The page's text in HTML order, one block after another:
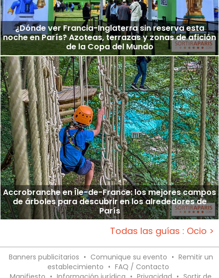
¿Dónde ver Francia-Inglaterra sin reserva esta
noche en París? Azoteas, terrazas y zonas de afición
de la Copa del Mundo
Accrobranche en Île-de-France: los mejores campos
de árboles para descubrir en los alrededores de
París
Todas las guías : Ocio >
Banners publicitarios • Comunique su evento • Remitir un
establecimiento • FAQ / Contacto